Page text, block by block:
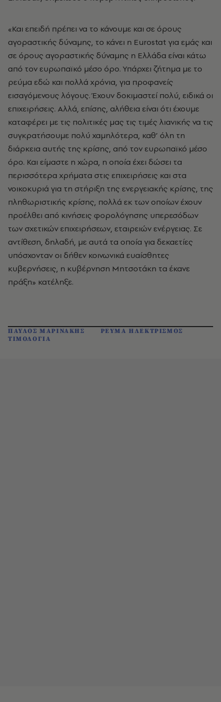
«Και επειδή πρέπει να το κάνουμε και σε όρους
αγοραστικής δύναμης, το κάνει η Eurostat για εμάς και
σε όρους αγοραστικής δύναμης η Ελλάδα είναι κάτω
από τον ευρωπαϊκό μέσο όρο. Υπάρχει ζήτημα με το
ρεύμα εδώ και πολλά χρόνια, για προφανείς
εισαγόμενους λόγους. Έχουν δοκιμαστεί πολύ, ειδικά οι
επιχειρήσεις. Αλλά, επίσης, αλήθεια είναι ότι έχουμε
καταφέρει με τις πολιτικές μας τις τιμές λιανικής να τις
συγκρατήσουμε πολύ χαμηλότερα, καθ’ όλη τη
διάρκεια αυτής της κρίσης, από τον ευρωπαϊκό μέσο
όρο. Και είμαστε η χώρα, η οποία έχει δώσει τα
περισσότερα χρήματα στις επιχειρήσεις και στα
νοικοκυριά για τη στήριξη της ενεργειακής κρίσης, της
πληθωριστικής κρίσης, πολλά εκ των οποίων έχουν
προέλθει από κινήσεις φορολόγησης υπερεσόδων
των σχετικών επιχειρήσεων, εταιρειών ενέργειας. Σε
αντίθεση, δηλαδή, με αυτά τα οποία για δεκαετίες
υπόσχονταν οι δήθεν κοινωνικά ευαίσθητες
κυβερνήσεις, η κυβέρνηση Μητσοτάκη τα έκανε
πράξη» κατέληξε.
ΠΑΥΛΟΣ ΜΑΡΙΝΑΚΗΣ
ΡΕΥΜΑ ΗΛΕΚΤΡΙΣΜΟΣ
ΤΙΜΟΛΟΓΙΑ